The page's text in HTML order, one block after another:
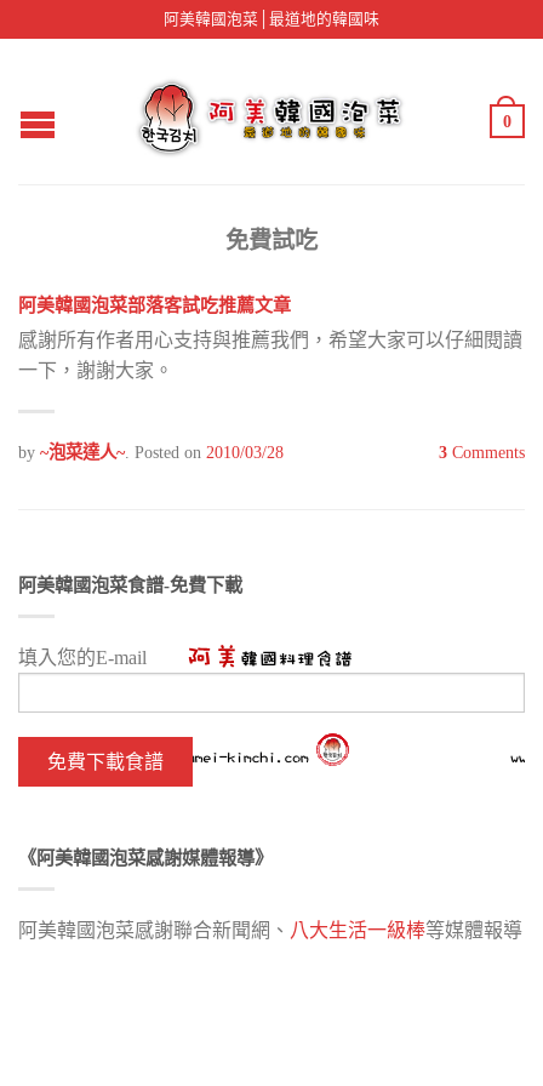
阿美韓國泡菜│最道地的韓國味
0
免費試吃
阿美韓國泡菜部落客試吃推薦文章
感謝所有作者用心支持與推薦我們，希望大家可以仔細閱讀
一下，謝謝大家。
by ~泡菜達人~. Posted on 2010/03/28 3 Comments
阿美韓國泡菜食譜-免費下載
填入您的E-mail
《阿美韓國泡菜感謝媒體報導》
阿美韓國泡菜感謝聯合新聞網、 八大生活一級棒等媒體報導